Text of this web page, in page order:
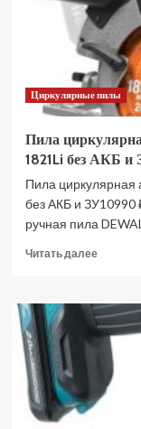
Циркулярные пилы
Пила
1821Li без АКБ
Пила циркулярная
без АКБ и ЗУ10990
ручная пила
Читать далее
Пила
DAEWOO
DAS
1821Li
без